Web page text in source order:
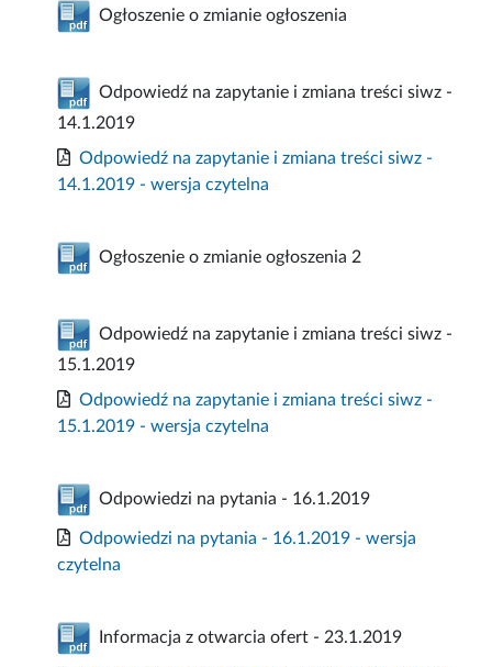
Ogłoszenie o zmianie ogłoszenia
Odpowiedź na zapytanie i zmiana treści siwz -
14.1.2019
Odpowiedź na zapytanie i zmiana treści siwz -
14.1.2019 - wersja czytelna
Ogłoszenie o zmianie ogłoszenia 2
Odpowiedź na zapytanie i zmiana treści siwz -
15.1.2019
Odpowiedź na zapytanie i zmiana treści siwz -
15.1.2019 - wersja czytelna
Odpowiedzi na pytania - 16.1.2019
Odpowiedzi na pytania - 16.1.2019 - wersja
czytelna
Informacja z otwarcia ofert - 23.1.2019